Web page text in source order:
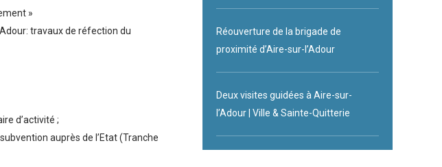
»
travaux de réfection du
d’activité ;
auprès de l’Etat (Tranche
Réouverture de la brigade de
proximité d’Aire-sur-l’Adour
Deux visites guidées à Aire-sur-
l’Adour | Ville & Sainte-Quitterie